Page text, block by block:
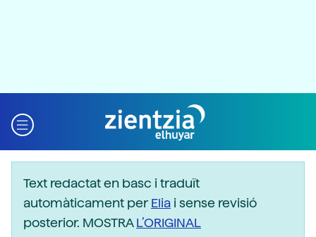
Text redactat en basc i traduït
automàticament perElia i sense revisió
posterior. MOSTRAL’ORIGINAL